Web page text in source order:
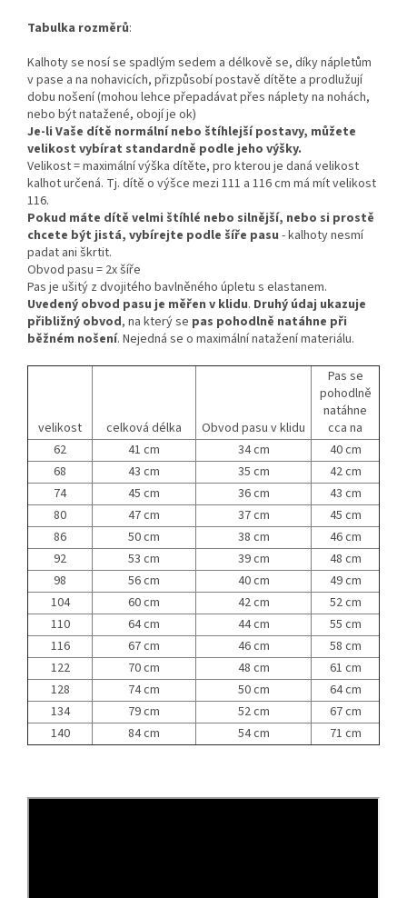
Tabulka rozměrů:
Kalhoty se nosí se spadlým sedem a délkově se, díky nápletům
v pase a na nohavicích, přizpůsobí postavě dítěte a prodlužují
dobu nošení (mohou lehce přepadávat přes náplety na nohách,
nebo být natažené, obojí je ok)
Je-li Vaše dítě normální nebo štíhlejší postavy, můžete
velikost vybírat standardně podle jeho výšky.
Velikost = maximální výška dítěte, pro kterou je daná velikost
kalhot určená. Tj. dítě o výšce mezi 111 a 116 cm má mít velikost
116.
Pokud máte dítě velmi štíhlé nebo silnější, nebo si prostě
chcete být jistá, vybírejte podle šíře pasu - kalhoty nesmí
padat ani škrtit.
Obvod pasu = 2x šíře
Pas je ušitý z dvojitého bavlněného úpletu s elastanem.
Uvedený obvod pasu je měřen v klidu. Druhý údaj ukazuje
přibližný obvod, na který se pas pohodlně natáhne při
běžném nošení. Nejedná se o maximální natažení materiálu.
velikost celková délka Obvod pasu v klidu
Pas se
pohodlně
natáhne
cca na
62
41 cm 34 cm
40 cm
68
43 cm 35 cm
42 cm
74
45 cm 36 cm
43 cm
80
47 cm 37 cm
45 cm
86
50 cm 38 cm
46 cm
92
53 cm 39 cm
48 cm
98
56 cm 40 cm
49 cm
104
60 cm 42 cm
52 cm
110
64 cm 44 cm
55 cm
116
67 cm 46 cm
58 cm
122
70 cm 48 cm
61 cm
128
74 cm 50 cm
64 cm
134
79 cm 52 cm
67 cm
140
84 cm 54 cm 71 cm